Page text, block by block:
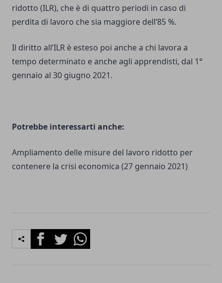
ridotto (ILR), che è di quattro periodi in caso di
perdita di lavoro che sia maggiore dell’85 %.
Il diritto all’ILR è esteso poi anche a chi lavora a
tempo determinato e anche agli apprendisti, dal 1°
gennaio al 30 giugno 2021.
Potrebbe interessarti anche:
Ampliamento delle misure del lavoro ridotto per
contenere la crisi economica (27 gennaio 2021)
FacebookTwitterWhatsapp